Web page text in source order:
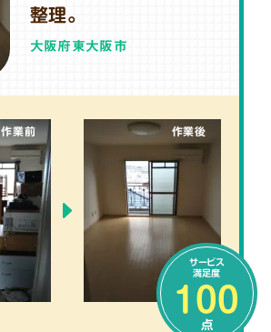
整理。
大阪府東大阪市
作業前 作業後
サービス
満足度
100
点